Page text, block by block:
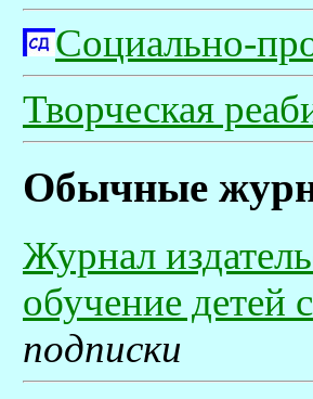
Социально-
Творческая
Обычные
Журнал
обучение детей
подписки